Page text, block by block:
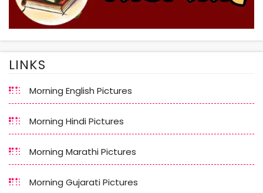
LINKS
Morning English Pictures
Morning Hindi Pictures
Morning Marathi Pictures
Morning Gujarati Pictures